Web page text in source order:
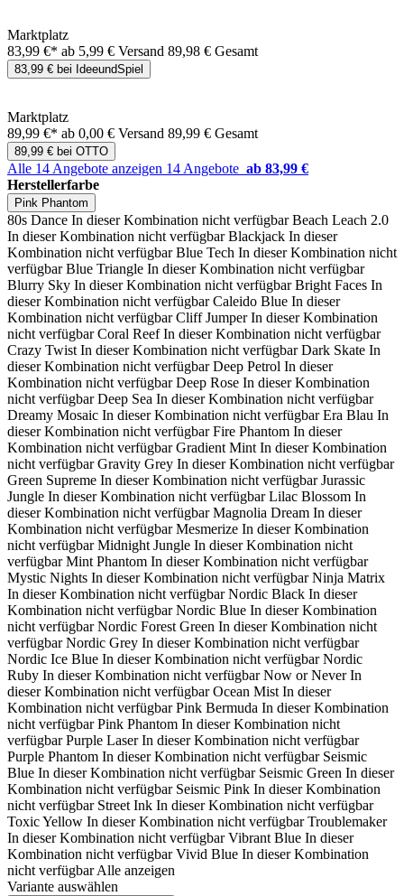
Marktplatz
83,99 €* ab 5,99 € Versand 89,98 € Gesamt
83,99 € bei IdeeundSpiel
Marktplatz
89,99 €* ab 0,00 € Versand 89,99 € Gesamt
89,99 € bei OTTO
Alle 14 Angebote anzeigen 14 Angebote ab 83,99 €
Herstellerfarbe
Pink Phantom
80s Dance In dieser Kombination nicht verfügbar Beach Leach 2.0
In dieser Kombination nicht verfügbar Blackjack In dieser
Kombination nicht verfügbar Blue Tech In dieser Kombination nicht
verfügbar Blue Triangle In dieser Kombination nicht verfügbar
Blurry Sky In dieser Kombination nicht verfügbar Bright Faces In
dieser Kombination nicht verfügbar Caleido Blue In dieser
Kombination nicht verfügbar Cliff Jumper In dieser Kombination
nicht verfügbar Coral Reef In dieser Kombination nicht verfügbar
Crazy Twist In dieser Kombination nicht verfügbar Dark Skate In
dieser Kombination nicht verfügbar Deep Petrol In dieser
Kombination nicht verfügbar Deep Rose In dieser Kombination
nicht verfügbar Deep Sea In dieser Kombination nicht verfügbar
Dreamy Mosaic In dieser Kombination nicht verfügbar Era Blau In
dieser Kombination nicht verfügbar Fire Phantom In dieser
Kombination nicht verfügbar Gradient Mint In dieser Kombination
nicht verfügbar Gravity Grey In dieser Kombination nicht verfügbar
Green Supreme In dieser Kombination nicht verfügbar Jurassic
Jungle In dieser Kombination nicht verfügbar Lilac Blossom In
dieser Kombination nicht verfügbar Magnolia Dream In dieser
Kombination nicht verfügbar Mesmerize In dieser Kombination
nicht verfügbar Midnight Jungle In dieser Kombination nicht
verfügbar Mint Phantom In dieser Kombination nicht verfügbar
Mystic Nights In dieser Kombination nicht verfügbar Ninja Matrix
In dieser Kombination nicht verfügbar Nordic Black In dieser
Kombination nicht verfügbar Nordic Blue In dieser Kombination
nicht verfügbar Nordic Forest Green In dieser Kombination nicht
verfügbar Nordic Grey In dieser Kombination nicht verfügbar
Nordic Ice Blue In dieser Kombination nicht verfügbar Nordic
Ruby In dieser Kombination nicht verfügbar Now or Never In
dieser Kombination nicht verfügbar Ocean Mist In dieser
Kombination nicht verfügbar Pink Bermuda In dieser Kombination
nicht verfügbar Pink Phantom In dieser Kombination nicht
verfügbar Purple Laser In dieser Kombination nicht verfügbar
Purple Phantom In dieser Kombination nicht verfügbar Seismic
Blue In dieser Kombination nicht verfügbar Seismic Green In dieser
Kombination nicht verfügbar Seismic Pink In dieser Kombination
nicht verfügbar Street Ink In dieser Kombination nicht verfügbar
Toxic Yellow In dieser Kombination nicht verfügbar Troublemaker
In dieser Kombination nicht verfügbar Vibrant Blue In dieser
Kombination nicht verfügbar Vivid Blue In dieser Kombination
nicht verfügbar Alle anzeigen
Variante auswählen